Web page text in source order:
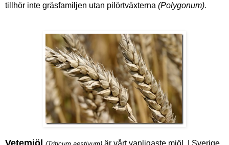
tillhör inte gräsfamiljen utan pilörtväxterna (Polygonum).
Vetemjöl
är vårt vanligaste mjöl. I Sverige